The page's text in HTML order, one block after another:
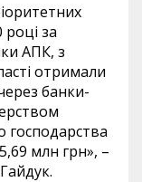
році за
АПК, з
отримали
банки-
господарства
млн грн», –